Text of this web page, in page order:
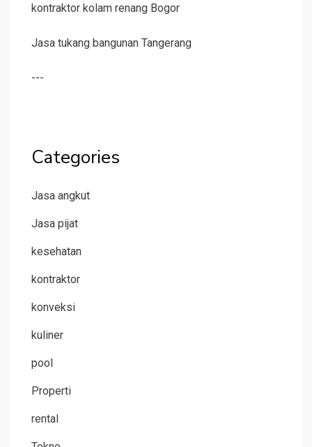
kontraktor kolam renang Bogor
Jasa tukang bangunan Tangerang
---
Categories
Jasa angkut
Jasa pijat
kesehatan
kontraktor
konveksi
kuliner
pool
Properti
rental